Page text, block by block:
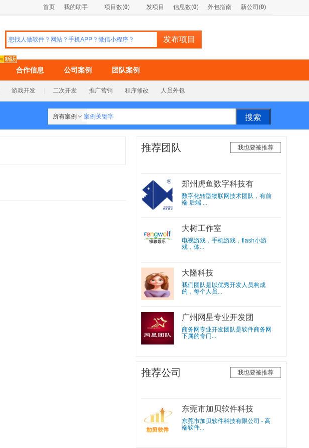
首页 我的助手 项目数(0) 发项目 信息数(0) 外包指南 新公司(0)
合作信息 公司案例 团队案例
游戏开发 二次开发 推广营销 程序修改 人员外包
所有案例
推荐团队 我也要被推荐
郑州虎鱼数字科技有
限公司
数字化转型物联网技术团队，有前
端 后端 ...
大树工作室
电视游戏，手机游戏，flash小游
戏，体...
大隆科技
我们团队是以优秀开发人员构成
的，每个人员...
广州网星专业开发团
队
商务网专业开发团队是软件商务网
下属的专门...
推荐公司 我也要被推荐
东莞市加贝软件科技
有限公司
东莞市加贝软件科技有限公司 - 高
端软件...